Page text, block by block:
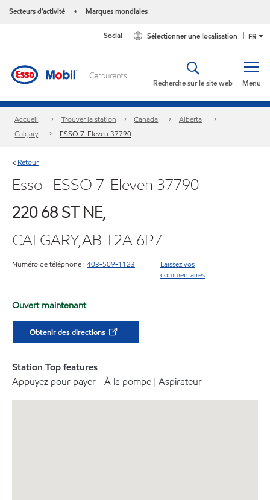
Secteurs d’activité • Marques mondiales
FR
Sélectionner une localisation
Social
Menu
Recherche sur le site web
Accueil Trouver la station Canada
Alberta
Calgary
ESSO 7-Eleven 37790
< Retour
Esso- ESSO 7-Eleven 37790
220 68 ST NE,
CALGARY,AB T2A 6P7
Numéro de téléphone : 403-509-1123
Laissez vos
commentaires
Ouvert maintenant
Obtenir des directions
Station Top features
Appuyez pour payer - À la pompe | Aspirateur